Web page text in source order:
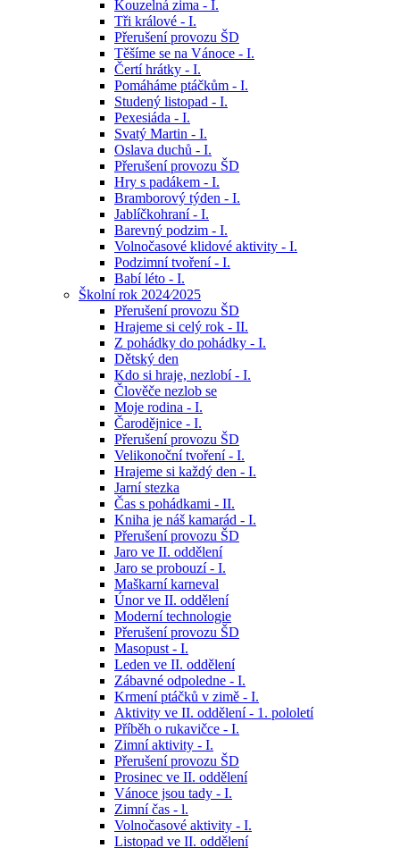
Kouzelná zima - I.
Tři králové - I.
Přerušení provozu ŠD
Těšíme se na Vánoce - I.
Čertí hrátky - I.
Pomáháme ptáčkům - I.
Studený listopad - I.
Pexesiáda - I.
Svatý Martin - I.
Oslava duchů - I.
Přerušení provozu ŠD
Hry s padákem - I.
Bramborový týden - I.
Jablíčkohraní - I.
Barevný podzim - I.
Volnočasové klidové aktivity - I.
Podzimní tvoření - I.
Babí léto - I.
Školní rok 2024⁄2025
Přerušení provozu ŠD
Hrajeme si celý rok - II.
Z pohádky do pohádky - I.
Dětský den
Kdo si hraje, nezlobí - I.
Člověče nezlob se
Moje rodina - I.
Čarodějnice - I.
Přerušení provozu ŠD
Velikonoční tvoření - I.
Hrajeme si každý den - I.
Jarní stezka
Čas s pohádkami - II.
Kniha je náš kamarád - I.
Přerušení provozu ŠD
Jaro ve II. oddělení
Jaro se probouzí - I.
Maškarní karneval
Únor ve II. oddělení
Moderní technologie
Přerušení provozu ŠD
Masopust - I.
Leden ve II. oddělení
Zábavné odpoledne - I.
Krmení ptáčků v zimě - I.
Aktivity ve II. oddělení - 1. pololetí
Příběh o rukavičce - I.
Zimní aktivity - I.
Přerušení provozu ŠD
Prosinec ve II. oddělení
Vánoce jsou tady - I.
Zimní čas - l.
Volnočasové aktivity - I.
Listopad ve II. oddělení